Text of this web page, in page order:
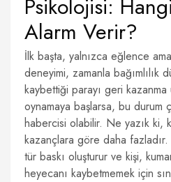
Psikolojisi:
Alarm Verir?
İlk başta, yalnızca eğlence
deneyimi, zamanla bağımlılık
kaybettiği parayı geri
oynamaya başlarsa, bu durum
habercisi olabilir. Ne yazık ki,
kazançlara göre daha
tür baskı oluşturur ve kişi,
heyecanı kaybetmemek için